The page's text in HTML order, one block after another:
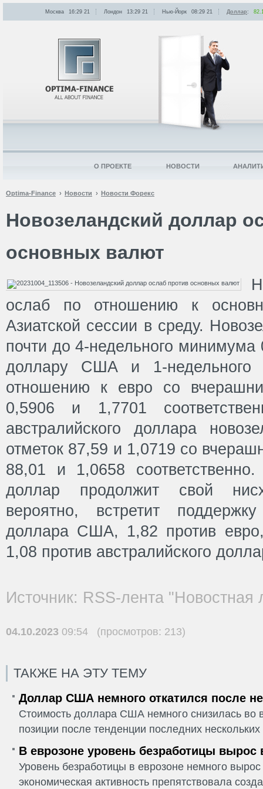
Optima-Finance Новости Новости Форекс
Новозеландский доллар
основных валют
ослаб по отношению к
Азиатской сессии в среду.
почти до 4-недельного
доллару США и 1-
отношению к евро со
0,5906 и 1,7701
австралийского доллара
отметок 87,59 и 1,0719 со
88,01 и 1,0658
доллар продолжит свой
вероятно, встретит
доллара США, 1,82 против
1,08 против австралийского
Источник: RSS-лента "Новостная
04.10.2023 09:54 (просмотров: 213)
ТАКЖЕ НА ЭТУ ТЕМУ
Доллар США немного откатился после
Стоимость доллара США немного снизилась во
позиции после тенденции последних
В еврозоне уровень безработицы вырос
Уровень безработицы в еврозоне немного
экономическая активность препятствовала
Москва 16:29 21 Лондон 13:29 21 Нью-Йорк 08:29 21 Доллар:
О ПРОЕКТЕ НОВОСТИ